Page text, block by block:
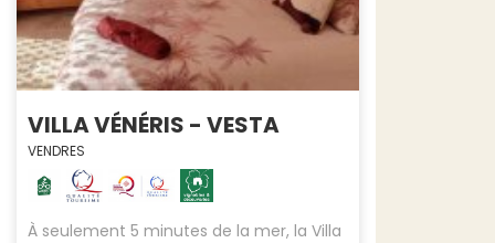
VILLA VÉNÉRIS - VESTA
VENDRES
À seulement 5 minutes de la mer, la Villa